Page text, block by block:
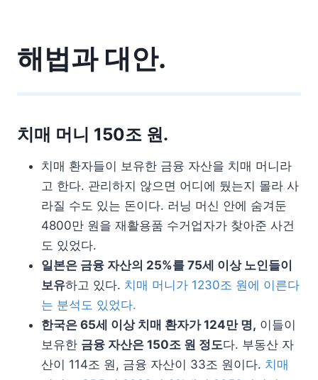
해법과 대안.
치매 머니 150조 원.
치매 환자들이 보유한 금융 자산을 치매 머니라
고 한다. 관리하지 않으면 어디에 뒀는지 몰라 사
라질 수도 있는 돈이다. 러닝 머신 안에 숨겨둔
4800만 원을 재활용품 수거업자가 찾아준 사건
도 있었다.
일본은 금융 자산의 25%를 75세 이상 노인들이
보유하고 있다. 치매 머니가 1230조 원에 이른다
는 분석도 있었다.
한국은 65세 이상 치매 환자가 124만 명, 이들이
보유한 금융 자산은 150조 원 정도다. 부동산 자
산이 114조 원, 금융 자산이 33조 원이다. 치매